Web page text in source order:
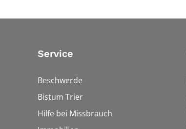
Service
Beschwerde
Bistum Trier
Hilfe bei Missbrauch